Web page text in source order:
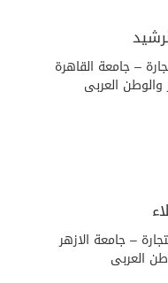
– جامعة القاهرة
العربى
– جامعة الازهر
العربى